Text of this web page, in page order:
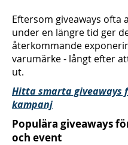
Eftersom giveaways ofta
under en längre tid ger
återkommande
varumärke - långt efter
ut.
Hitta smarta giveaways
kampanj
Populära giveaways
och event